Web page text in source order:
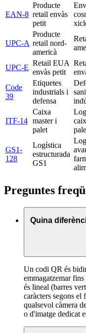
EAN-8
Producte
retail envàs
petit
UPC-A
Producte
retail nord-
americà
UPC-E
Retail EUA
envàs petit
Code
39
Etiquetes
industrials i
defensa
ITF-14
Caixa
master i
palet
GS1-
128
Logística
estructurada
GS1
Preguntes
Quina
Un codi QR és
emmagatzemar
és lineal (barres
caràcters segons
qualsevol càmera
o d'imatge dedicat